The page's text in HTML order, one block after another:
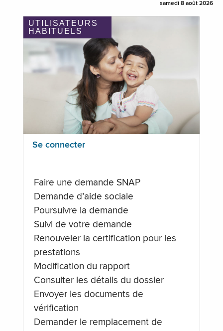
samedi 8 août 2026
UTILISATEURS
HABITUELS
Se connecter
Faire une demande SNAP
Demande d’aide sociale
Poursuivre la demande
Suivi de votre demande
Renouveler la certification pour les
prestations
Modification du rapport
Consulter les détails du dossier
Envoyer les documents de
vérification
Demander le remplacement de